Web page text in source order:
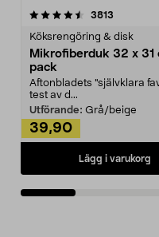
3813
Köksrengöring & disk
Mikrofiberduk 32 x 31
pack
Aftonbladets "självklara
test av d...
Utförande: Grå/beige
39,90
Lägg i varukorg
4.0av 5 stjärnor